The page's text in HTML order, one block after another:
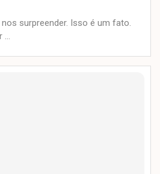
nos surpreender. Isso é um fato.
…